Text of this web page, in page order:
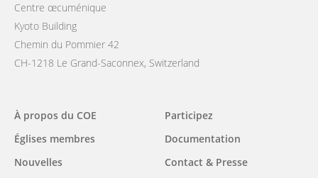
Centre œcuménique
Kyoto Building
Chemin du Pommier 42
CH-1218 Le Grand-Saconnex, Switzerland
Main
navigation
À propos du COE
Églises membres
Nouvelles
Participez
Documentation
Contact & Presse